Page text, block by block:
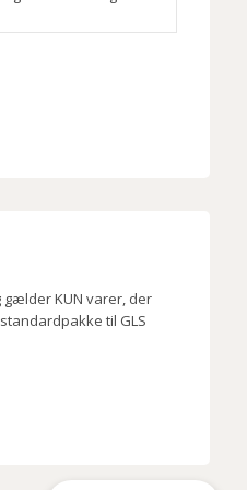
KUN varer, der
til GLS